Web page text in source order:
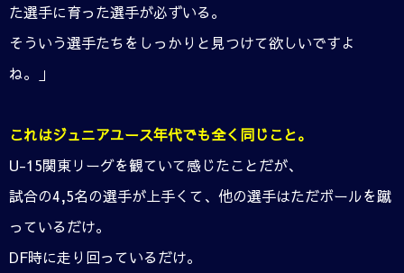
た選手に育った選手が必ずいる。
そういう選手たちをしっかりと見つけて欲しいですよ
ね。」
これはジュニアユース年代でも全く同じこと。
U-15関東リーグを観ていて感じたことだが、
試合の4,5名の選手が上手くて、他の選手はただボールを蹴
っているだけ。
DF時に走り回っているだけ。